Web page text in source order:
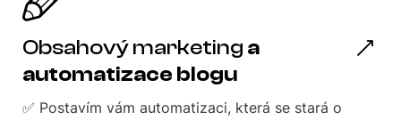
Obsahový marketing a
automatizace blogu
✅ Postavím vám automatizaci, která se stará o